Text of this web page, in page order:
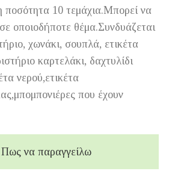
ποσότητα 10 τεμάχια.Μπορεί να
οποιοδήποτε θέμα.Συνδυάζεται
χωνάκι, σουπλά, ετικέτα
καρτελάκι, δαχτυλίδι
νερού,ετικέτα
που έχουν
Πως να παραγγείλω